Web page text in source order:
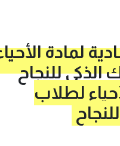
لطلاب